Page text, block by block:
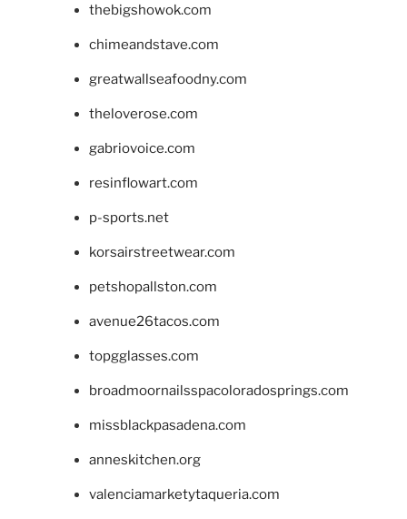
thebigshowok.com
chimeandstave.com
greatwallseafoodny.com
theloverose.com
gabriovoice.com
resinflowart.com
p-sports.net
korsairstreetwear.com
petshopallston.com
avenue26tacos.com
topgglasses.com
broadmoornailsspacoloradosprings.com
missblackpasadena.com
anneskitchen.org
valenciamarketytaqueria.com